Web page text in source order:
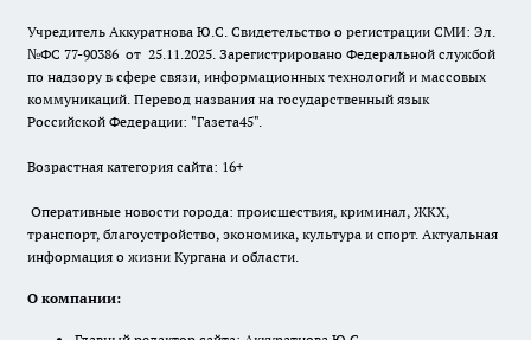
Учредитель Аккуратнова Ю.С. Свидетельство о регистрации СМИ: Эл.
№ФС 77-90386 от 25.11.2025. Зарегистрировано Федеральной службой
по надзору в сфере связи, информационных технологий и массовых
коммуникаций. Перевод названия на государственный язык
Российской Федерации: "Газета45".
Возрастная категория сайта: 16+
Оперативные новости города: происшествия, криминал, ЖКХ,
транспорт, благоустройство, экономика, культура и спорт. Актуальная
информация о жизни Кургана и области.
О компании: